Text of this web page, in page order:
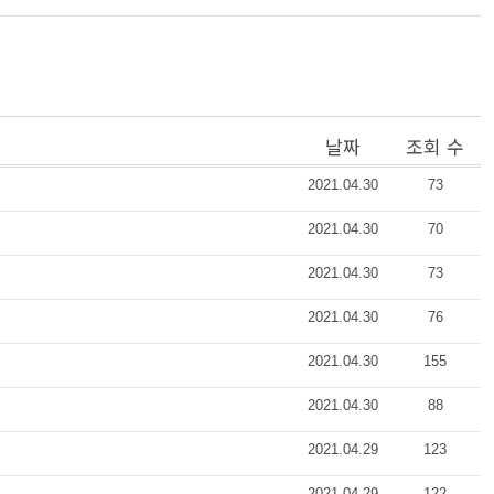
날짜 조회 수
2021.04.30 73
2021.04.30 70
2021.04.30 73
2021.04.30 76
2021.04.30 155
2021.04.30 88
2021.04.29 123